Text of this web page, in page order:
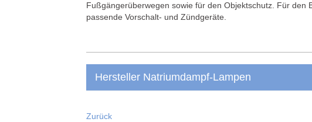
Fußgängerüberwegen sowie für den Objektschutz. Für den
passende Vorschalt- und Zündgeräte.
Hersteller Natriumdampf-Lampen
Zurück